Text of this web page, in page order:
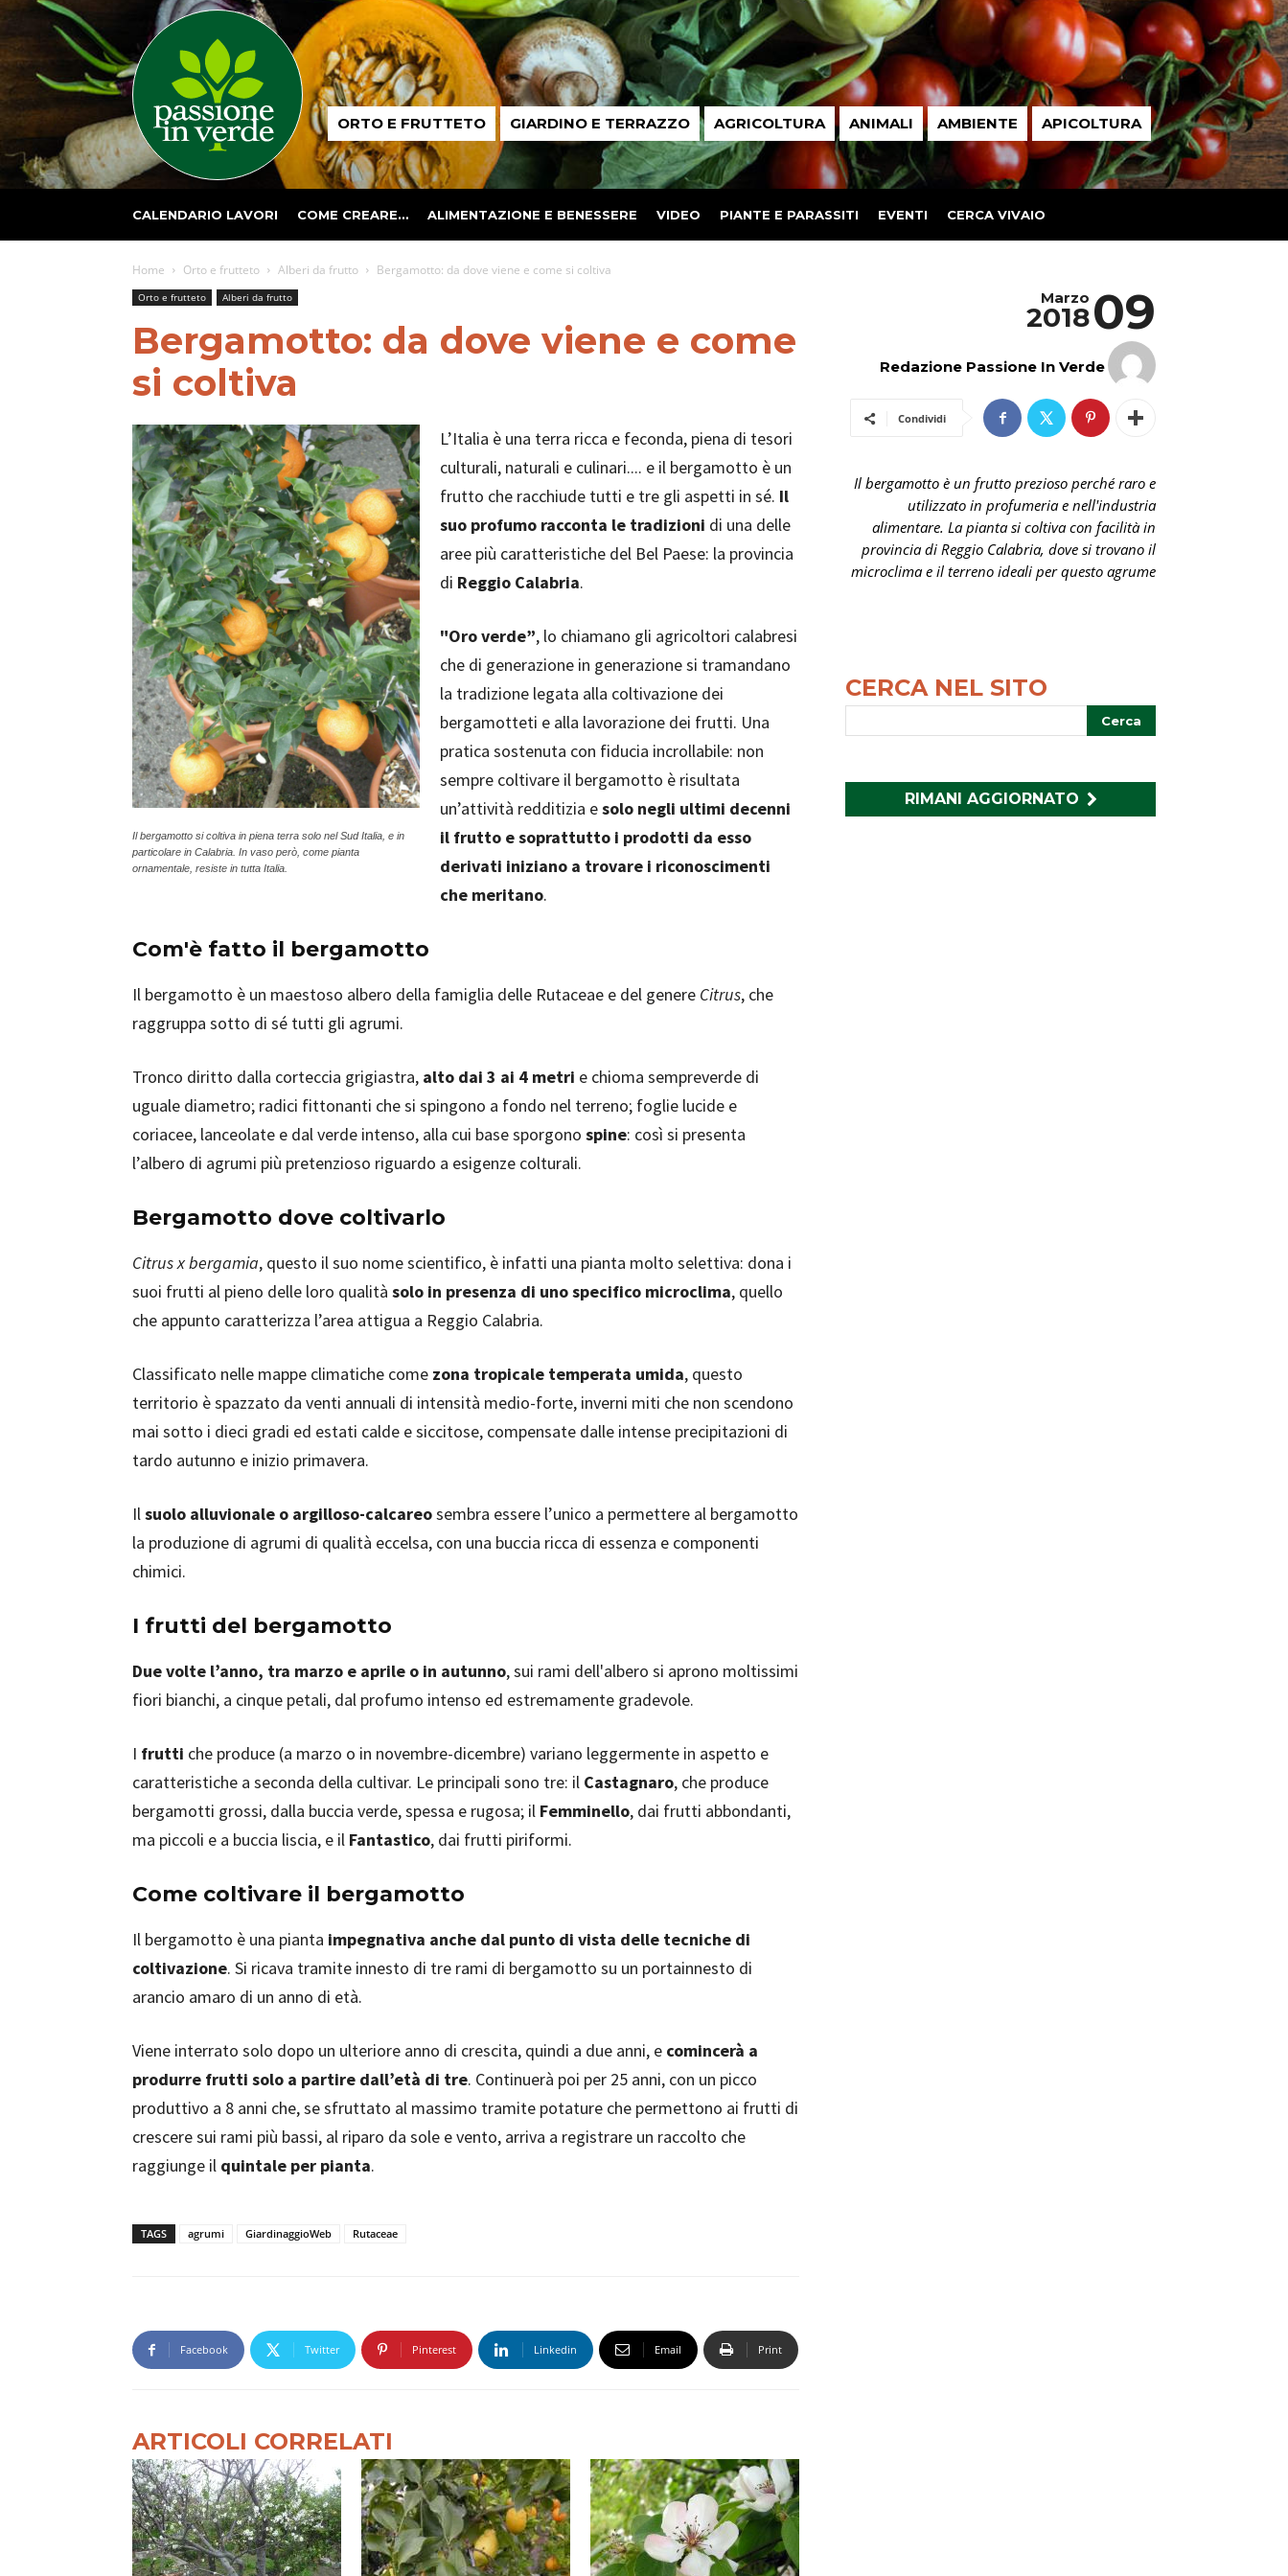
Passione
in ORTO E FRUTTETO GIARDINO E TERRAZZO AGRICOLTURA ANIMALI AMBIENTE APICOLTURA
CALENDARIO LAVORI COME CREARE… ALIMENTAZIONE E BENESSERE VIDEO PIANTE E PARASSITI EVENTI CERCA VIVAIO
Home Orto e frutteto Alberi da frutto Bergamotto: da dove viene e come si coltiva
Orto e frutteto Alberi da frutto
Bergamotto: da dove viene e come
si coltiva
Il bergamotto si coltiva in piena terra solo nel Sud Italia, e in
particolare in Calabria. In vaso però, come pianta
ornamentale, resiste in tutta Italia.
L’Italia è una terra ricca e feconda, piena di tesori
culturali, naturali e culinari.... e il bergamotto è un
frutto che racchiude tutti e tre gli aspetti in sé. Il
suo profumo racconta le tradizioni di una delle
aree più caratteristiche del Bel Paese: la provincia
di Reggio Calabria.
"Oro verde”, lo chiamano gli agricoltori calabresi
che di generazione in generazione si tramandano
la tradizione legata alla coltivazione dei
bergamotteti e alla lavorazione dei frutti. Una
pratica sostenuta con fiducia incrollabile: non
sempre coltivare il bergamotto è risultata
un’attività redditizia esolo negli ultimi decenni
il frutto e soprattutto i prodotti da esso
derivati iniziano a trovare i riconoscimenti
che meritano.
Com'è fatto il bergamotto
Il bergamotto è un maestoso albero della famiglia delle Rutaceae e del genere Citrus, che
raggruppa sotto di sé tutti gli agrumi.
Tronco diritto dalla corteccia grigiastra, alto dai 3 ai 4 metri e chioma sempreverde di
uguale diametro; radici fittonanti che si spingono a fondo nel terreno; foglie lucide e
coriacee, lanceolate e dal verde intenso, alla cui base sporgono spine: così si presenta
l’albero di agrumi più pretenzioso riguardo a esigenze colturali.
Bergamotto dove coltivarlo
Citrus x bergamia, questo il suo nome scientifico, è infatti una pianta molto selettiva: dona i
suoi frutti al pieno delle loro qualità solo in presenza di uno specifico microclima, quello
che appunto caratterizza l’area attigua a Reggio Calabria.
Classificato nelle mappe climatiche come zona tropicale temperata umida, questo
territorio è spazzato da venti annuali di intensità medio-forte, inverni miti che non scendono
mai sotto i dieci gradi ed estati calde e siccitose, compensate dalle intense precipitazioni di
tardo autunno e inizio primavera.
Ilsuolo alluvionale o argilloso-calcareosembra essere l’unico a permettere al bergamotto
la produzione di agrumi di qualità eccelsa, con una buccia ricca di essenza e componenti
chimici.
I frutti del bergamotto
Due volte l’anno, tra marzo e aprile o in autunno, sui rami dell'albero si aprono moltissimi
fiori bianchi, a cinque petali, dal profumo intenso ed estremamente gradevole.
I frutti che produce (a marzo o in novembre-dicembre) variano leggermente in aspetto e
caratteristiche a seconda della cultivar. Le principali sono tre: il Castagnaro, che produce
bergamotti grossi, dalla buccia verde, spessa e rugosa; il Femminello, dai frutti abbondanti,
ma piccoli e a buccia liscia, e il Fantastico, dai frutti piriformi.
Come coltivare il bergamotto
Il bergamotto è una pianta impegnativa anche dal punto di vista delle tecniche di
coltivazione. Si ricava tramite innesto di tre rami di bergamotto su un portainnesto di
arancio amaro di un anno di età.
Viene interrato solo dopo un ulteriore anno di crescita, quindi a due anni, e comincerà a
produrre frutti solo a partire dall’età di tre. Continuerà poi per 25 anni, con un picco
produttivo a 8 anni che, se sfruttato al massimo tramite potature che permettono ai frutti di
crescere sui rami più bassi, al riparo da sole e vento, arriva a registrare un raccolto che
raggiunge il quintale per pianta.
TAGS agrumi GiardinaggioWeb Rutaceae
Facebook Twitter Pinterest Linkedin Email Print
ARTICOLI CORRELATI
09
Marzo
2018
Redazione Passione In Verde
Condividi
Il bergamotto è un frutto prezioso perché raro e
utilizzato in profumeria e nell'industria
alimentare. La pianta si coltiva con facilità in
provincia di Reggio Calabria, dove si trovano il
microclima e il terreno ideali per questo agrume
CERCA NEL SITO
RIMANI AGGIORNATO